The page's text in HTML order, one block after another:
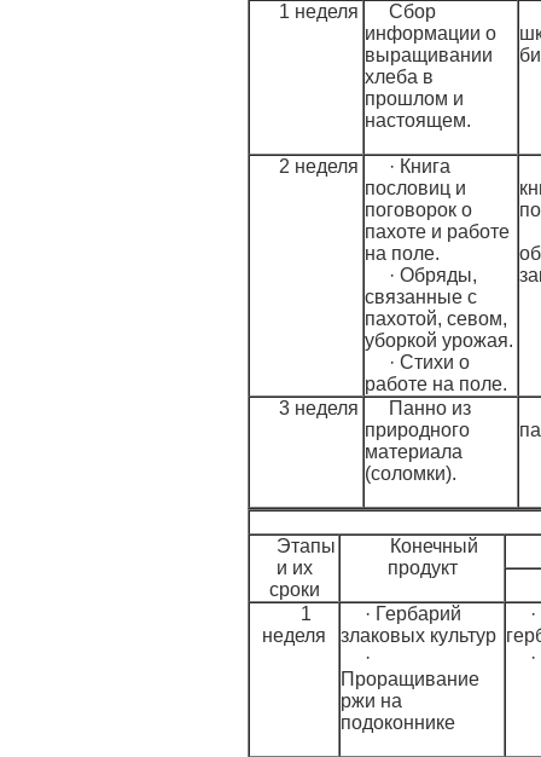
1 неделя
Сбор
информации о
выращивании
хлеба в
прошлом и
настоящем.
2 неделя
· Книга
пословиц и
поговорок о
пахоте и работе
на поле.
· Обряды,
связанные с
пахотой, севом,
уборкой урожая.
· Стихи о
работе на поле.
3 неделя
Панно из
природного
материала
(соломки).
Этапы
и их
сроки
Конечный
продукт
1
неделя
· Гербарий
злаковых культур
·
Проращивание
ржи на
подоконнике